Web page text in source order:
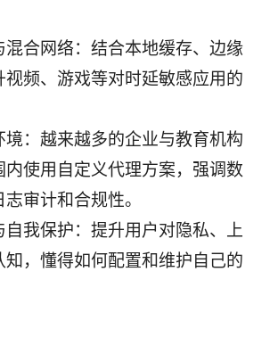
混合网络：结合本地缓存、边缘
视频、游戏等对时延敏感应用的
境：越来越多的企业与教育机构
内使用自定义代理方案，强调数
审计和合规性。
自我保护：提升用户对隐私、上
知，懂得如何配置和维护自己的